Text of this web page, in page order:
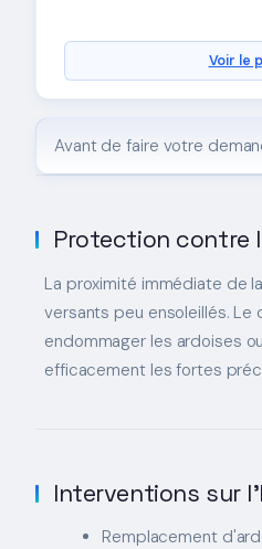
Voir le
Avant de faire votre
Protection contre
La proximité immédiate de
versants peu ensoleillés.
endommager les ardoises
efficacement les fortes
Interventions sur
Remplacement